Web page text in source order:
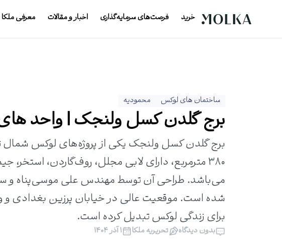
خرید فرصت‌های سرمایه‌گذاری اخبار و مقالات معرفی ملکا
ساختمان های لوکس محمودیه
برج گلدن کسل ولنجک | واحد های
۳۸۰ مترمربع، دارای لابی مجلل، روف‌گاردن،
می‌باشد. طراحی آن توسط مهندس علی موسی‌پناه
شده است. موقعیت عالی در خیابان پرزین بغدادی
برای زندگی لوکس تبدیل کرده است.
بدون دیدگاه تحریریه ملکا ۱ آذر ۱۴۰۴